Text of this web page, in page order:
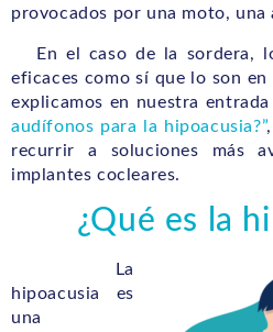
provocados por una moto, una
En el caso de la sordera,
eficaces como sí que lo son
explicamos en nuestra
audífonos para la hipoacusia?”
recurrir a soluciones más
implantes cocleares.
¿Qué es la
La
hipoacusia es
una